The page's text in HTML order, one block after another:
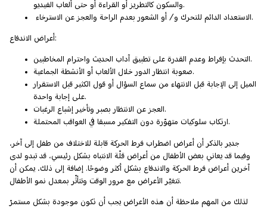
والسكون كالتطريز أو القراءة أو حتى ألعاب الفيديو.
الاستعداد الدائم للتحرك و/ أو الشعور بعدم الراحة والعجز عن الاسترخاء.
أعراض الاندفاع:
التحدث بإفراط وعدم القدرة على تطبيق آداب الحديث واحترام المخاطبين.
صعوبة انتظار الدور خلال الألعاب أو الأنشطة الجماعية.
الميل إلى الإجابة قبل الانتهاء من سماع السؤال أو قول الكثير قبل الاستقرار
على إجابة واحدة.
العجز عن الانتظار بصبر وتأخير إشباع الرغبات.
ارتكاب سلوكيات متهوّرة دون التفكير مسبقا في العواقب المحتملة.
جدير بالذكر أن أعراض اضطراب فرط الحركة قابلة للاختلاف من طفل إلى آخر،
وفيما قد يعاني بعض الأطفال من أعراض قلّة الانتباه بشكل رئيسي، قد تبدو لدى
آخرين أعراض فرط الحركة والاندفاع بشكل أكثر وضوحًا. إضافة إلى ذلك، يمكن أن
تتغيّر الأعراض مع مرور الوقت وتتأثّر بمعدل نمو الأطفال.
لذلك من المهم ملاحظة أن هذه الأعراض يجب أن تكون موجودة بشكل مستمرّ